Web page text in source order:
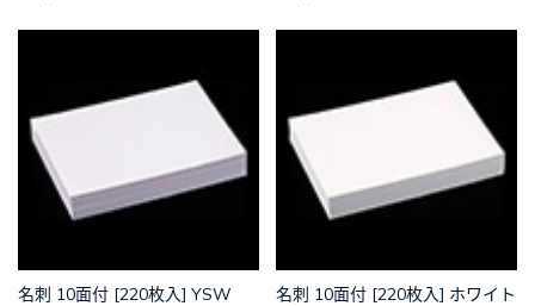
名刺 10面付 [220枚入] YSW
名刺 10面付 [220枚入] ホワイト